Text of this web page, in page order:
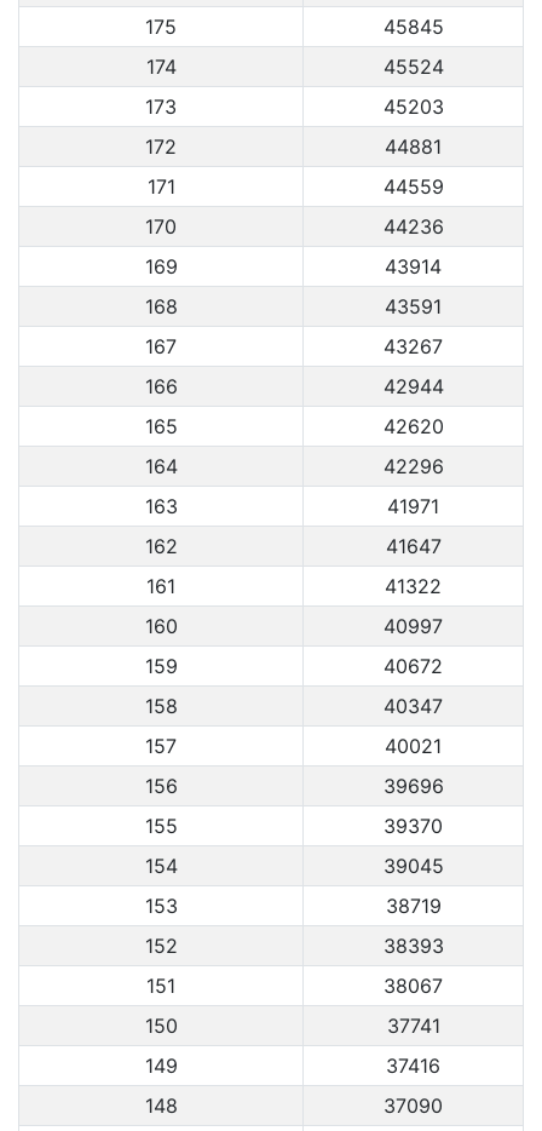
175
45845
174
45524
173
45203
172
44881
171
44559
170
44236
169
43914
168
43591
167
43267
166
42944
165
42620
164
42296
163
41971
162
41647
161
41322
160
40997
159
40672
158
40347
157
40021
156
39696
155
39370
154
39045
153
38719
152
38393
151
38067
150
37741
149
37416
148
37090